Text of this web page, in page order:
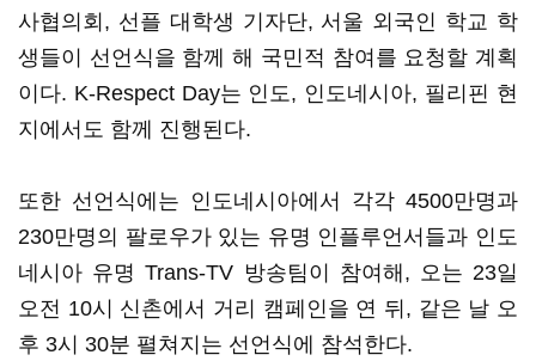
사협의회, 선플 대학생 기자단, 서울 외국인 학교 학
생들이 선언식을 함께 해 국민적 참여를 요청할 계획
이다. K-Respect Day는 인도, 인도네시아, 필리핀 현
지에서도 함께 진행된다.
또한 선언식에는 인도네시아에서 각각 4500만명과
230만명의 팔로우가 있는 유명 인플루언서들과 인도
네시아 유명 Trans-TV 방송팀이 참여해, 오는 23일
오전 10시 신촌에서 거리 캠페인을 연 뒤, 같은 날 오
후 3시 30분 펼쳐지는 선언식에 참석한다.